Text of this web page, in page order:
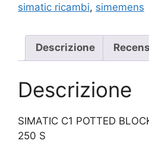
simatic ricambi, simemens
Descrizione
Descrizione
SIMATIC C1 POTTED
250 S